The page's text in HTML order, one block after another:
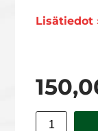
Lisätiedot